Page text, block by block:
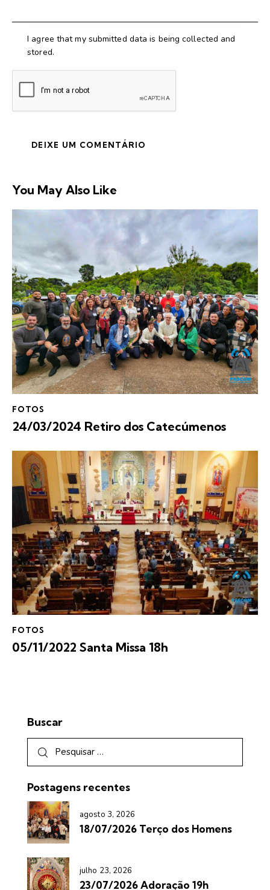
I agree that my submitted data is being collected and
stored.
You May Also Like
FOTOS
24/03/2024 Retiro dos Catecúmenos
FOTOS
05/11/2022 Santa Missa 18h
Buscar
Postagens recentes
agosto 3, 2026
18/07/2026 Terço dos Homens
julho 23, 2026
23/07/2026 Adoração 19h